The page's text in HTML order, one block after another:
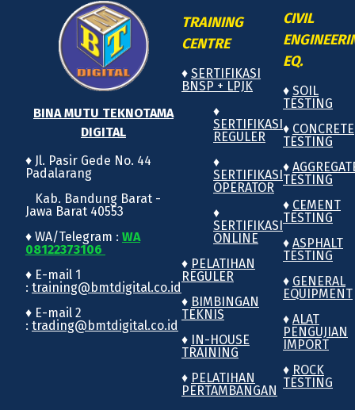
BINA MUTU TEKNOTAMA
DIGITAL
♦ Jl. Pasir Gede No. 44
Padalarang
Kab. Bandung Barat -
Jawa Barat 40553
♦ WA/Telegram : WA
08122373106
♦ E-mail 1
: training@bmtdigital.co.id
♦ E-mail 2
: trading@bmtdigital.co.id
TRAINING
CENTRE
♦ SERTIFIKASI
BNSP + LPJK
♦
SERTIFIKASI
REGULER
♦
SERTIFIKASI
OPERATOR
♦
SERTIFIKASI
ONLINE
♦ PELATIHAN
REGULER
♦ BIMBINGAN
TEKNIS
♦ IN-HOUSE
TRAINING
♦ PELATIHAN
PERTAMBANGAN
CIVIL
EQ.
♦ SOIL
TESTING
♦ CONCRETE
TESTING
♦
TESTING
♦ CEMENT
TESTING
♦ ASPHALT
TESTING
♦ GENERAL
EQUIPMENT
♦ ALAT
PENGUJIAN
IMPORT
♦ ROCK
TESTING